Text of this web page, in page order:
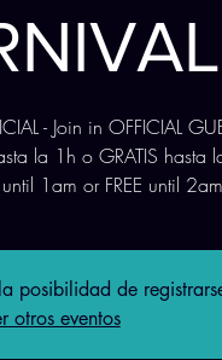
- Join in OFFICIAL
la 1h o GRATIS hasta
until 1am or FREE until 2am
posibilidad de
otros eventos